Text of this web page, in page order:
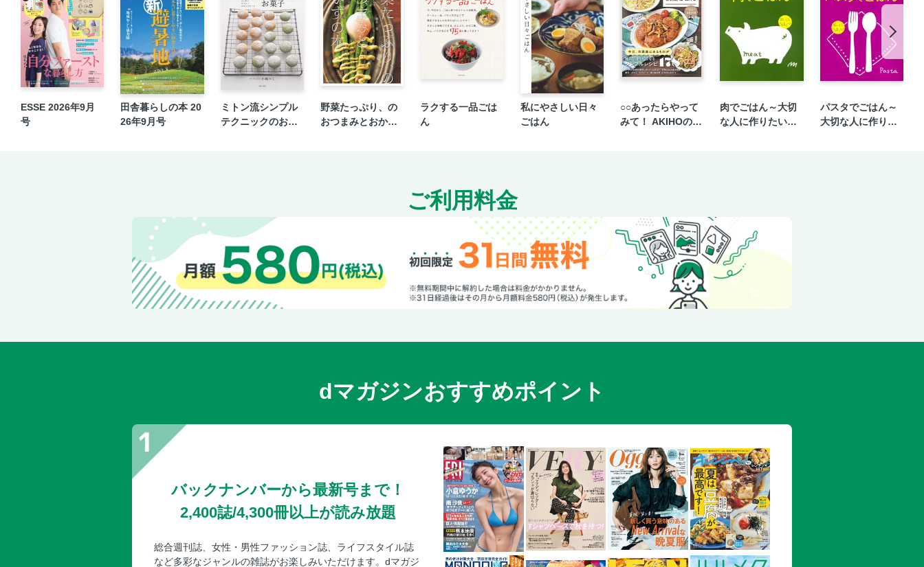
ESSE 2026年9月
号
田舎暮らしの本 20
26年9月号
ミトン流シンプル
テクニックのお菓
野菜たっぷり、の
おつまみとおかず
ラクする一品ごは
ん
私にやさしい日々
ごはん
○○あったらやって
みて！ AKIHOの材
肉でごはん～大切
な人に作りたい！
パスタでごはん～
大切な人に作りた
ご利用料金
dマガジンおすすめポイント
バックナンバーから最新号まで！
2,400誌/4,300冊以上が読み放題
総合週刊誌、女性・男性ファッション誌、ライフスタイル誌
など多彩なジャンルの雑誌がお楽しみいただけます。dマガジ